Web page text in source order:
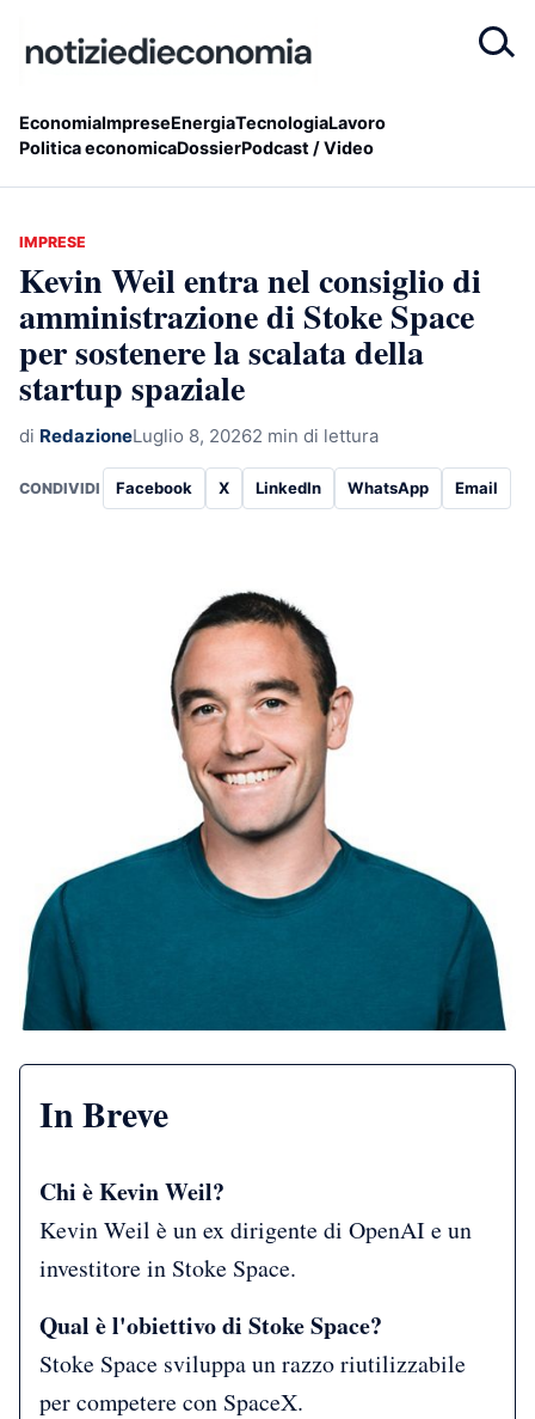
EconomiaImpreseEnergiaTecnologiaLavoro
Politica economicaDossierPodcast / Video
IMPRESE
Kevin Weil entra nel consiglio di
amministrazione di Stoke Space
per sostenere la scalata della
startup spaziale
di RedazioneLuglio 8, 20262 min di lettura
CONDIVIDI Facebook X LinkedIn WhatsApp Email
In Breve
Chi è Kevin Weil?
Kevin Weil è un ex dirigente di OpenAI e un
investitore in Stoke Space.
Qual è l'obiettivo di Stoke Space?
Stoke Space sviluppa un razzo riutilizzabile
per competere con SpaceX.